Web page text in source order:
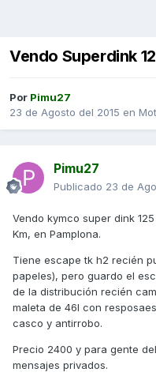
Vendo Superdink
Por Pimu27
23 de Agosto del 2015 en
Pimu27
Publicado 23 de
Vendo kymco super dink
Km, en Pamplona.
Tiene escape tk h2 recién
papeles), pero guardo el
de la distribución recién
maleta de 46l con
casco y antirrobo.
Precio 2400 y para gente
mensajes privados.